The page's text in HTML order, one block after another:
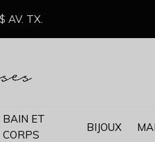
BAIN ET
CORPS
BIJOUX
AV. TX.